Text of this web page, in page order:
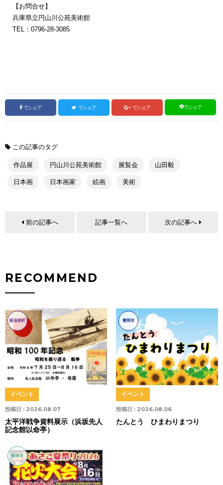
【お問合せ】
兵庫県立円山川公苑美術館
TEL：0796-28-3085
でシェア でシェア でシェア でシェア
この記事のタグ
作品展 円山川公苑美術館 展覧会 山田毅
日本画 日本画家 絵画 美術
前の記事へ 記事一覧へ 次の記事へ
RECOMMEND
新温泉町
投稿日 : 2026.08.07
イベント
太平洋戦争資料展示（浜坂先人
記念館以命亭）
豊岡市
投稿日 : 2026.08.06
イベント
たんとう ひまわりまつり
朝来市